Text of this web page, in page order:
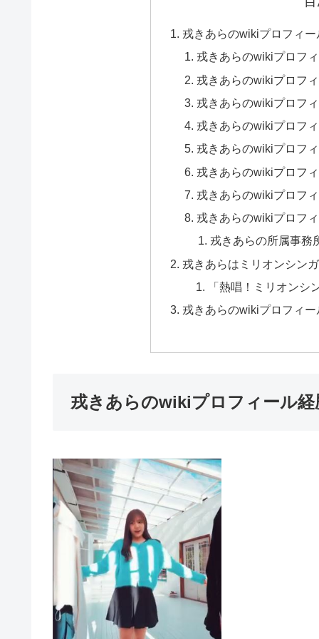
戎きあらのwikiプロフィ
戎きあらのwikiプロフ
戎きあらのwikiプロ
戎きあらのwikiプロフ
戎きあらのwikiプロフ
戎きあらのwikiプロフ
戎きあらのwikiプロフ
戎きあらのwikiプロ
戎きあらのwikiプロフ
戎きあらの所属事務
戎きあらはミリオンシン
「熱唱！ミリオンシ
戎きあらのwikiプロフィ
戎きあらのwikiプロフィール経